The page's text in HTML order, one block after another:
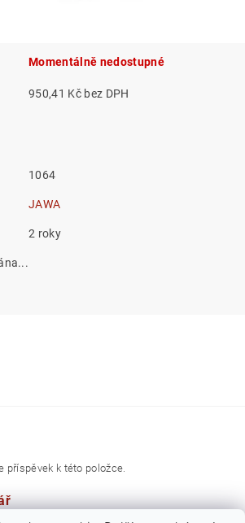
Momentálně nedostupné
950,41 Kč bez DPH
1064
JAWA
2 roky
příspěvek k této položce.